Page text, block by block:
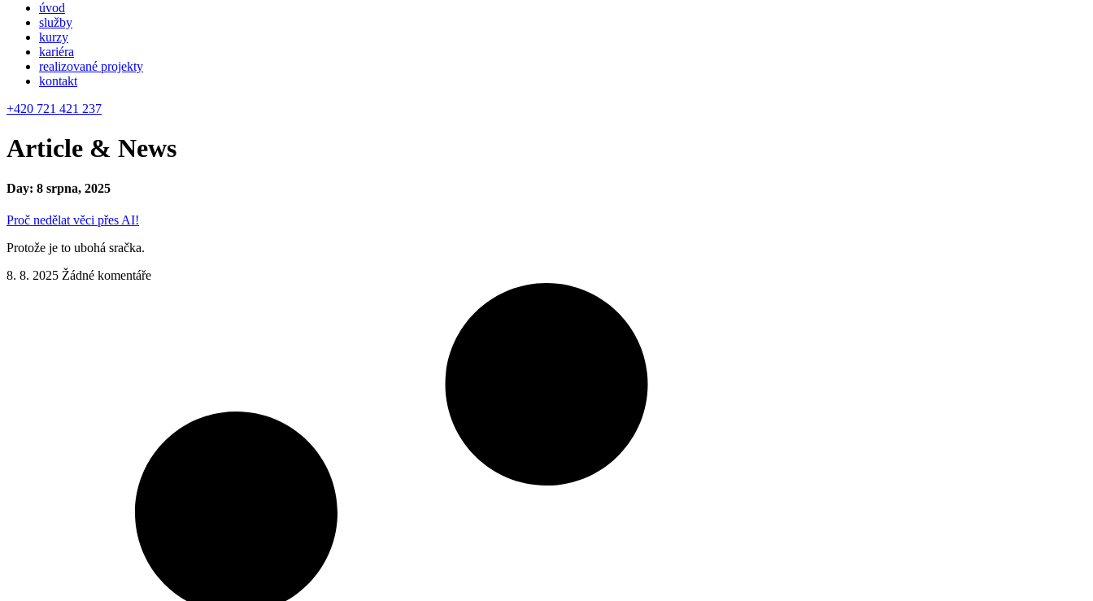
úvod
služby
kurzy
kariéra
realizované projekty
kontakt
+420 721 421 237
Article & News
Day: 8 srpna, 2025
Proč nedělat věci přes AI!
Protože je to ubohá sračka.
8. 8. 2025 Žádné komentáře